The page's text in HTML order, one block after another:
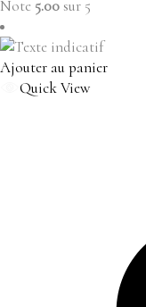
Note 5.00 sur 5
Ajouter au panier
Quick View